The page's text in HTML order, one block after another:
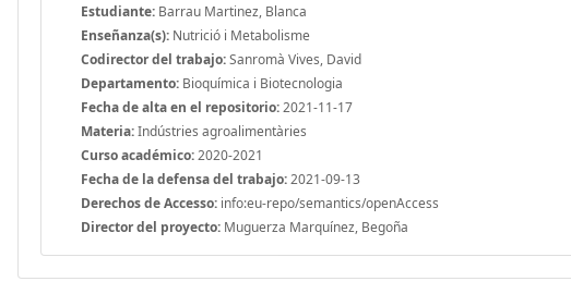
Estudiante: Barrau Martinez, Blanca
Enseñanza(s): Nutrició i Metabolisme
Codirector del trabajo:Sanromà Vives, David
Departamento: Bioquímica i Biotecnologia
Fecha de alta en el repositorio:2021-11-17
Materia:Indústries agroalimentàries
Curso académico:2020-2021
Fecha de la defensa del trabajo:2021-09-13
Derechos de Accesso: info:eu-repo/semantics/openAccess
Director del proyecto: Muguerza Marquínez, Begoña